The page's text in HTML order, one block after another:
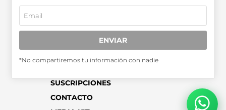
Entidades Periodísticas Argentinas
SUSCRIPCIONES
CONTACTO
ENVIAR
*No compartiremos tu información con nadie